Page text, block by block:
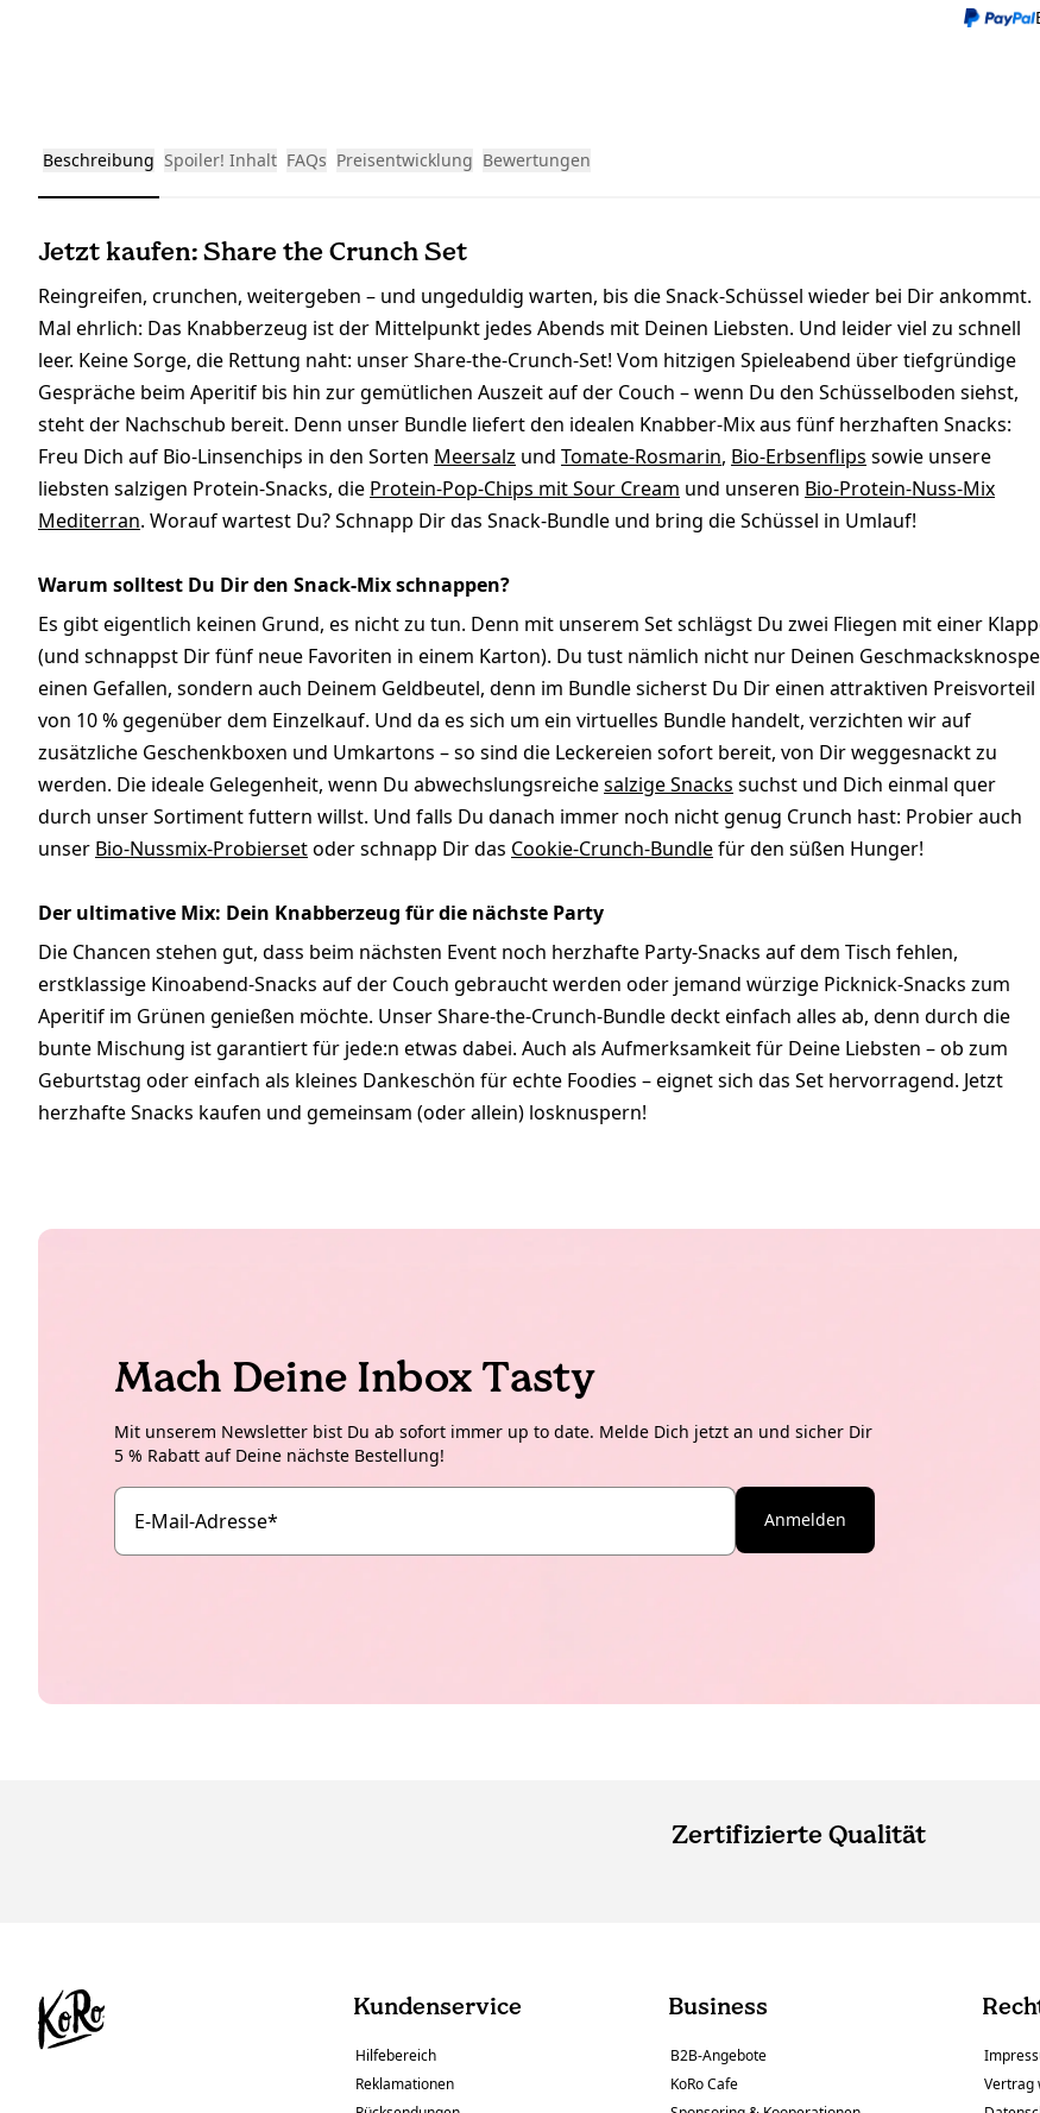
Beschreibung Spoiler! Inhalt FAQs Preisentwicklung Bewertungen
Jetzt kaufen: Share the Crunch Set
Reingreifen, crunchen, weitergeben – und ungeduldig warten, bis die Snack-Schüssel wieder bei Dir ankommt.
Mal ehrlich: Das Knabberzeug ist der Mittelpunkt jedes Abends mit Deinen Liebsten. Und leider viel zu schnell
leer. Keine Sorge, die Rettung naht: unser Share-the-Crunch-Set! Vom hitzigen Spieleabend über tiefgründige
Gespräche beim Aperitif bis hin zur gemütlichen Auszeit auf der Couch – wenn Du den Schüsselboden siehst,
steht der Nachschub bereit. Denn unser Bundle liefert den idealen Knabber-Mix aus fünf herzhaften Snacks:
Freu Dich auf Bio-Linsenchips in den Sorten Meersalz und Tomate-Rosmarin, Bio-Erbsenflips sowie unsere
liebsten salzigen Protein-Snacks, die Protein-Pop-Chips mit Sour Cream und unseren Bio-Protein-Nuss-Mix
Mediterran. Worauf wartest Du? Schnapp Dir das Snack-Bundle und bring die Schüssel in Umlauf!
Warum solltest Du Dir den Snack-Mix schnappen?
Es gibt eigentlich keinen Grund, es nicht zu tun. Denn mit unserem Set schlägst Du zwei Fliegen mit einer
(und schnappst Dir fünf neue Favoriten in einem Karton). Du tust nämlich nicht nur Deinen
einen Gefallen, sondern auch Deinem Geldbeutel, denn im Bundle sicherst Du Dir einen attraktiven Preisvorteil
von 10 % gegenüber dem Einzelkauf. Und da es sich um ein virtuelles Bundle handelt, verzichten wir auf
zusätzliche Geschenkboxen und Umkartons – so sind die Leckereien sofort bereit, von Dir weggesnackt zu
werden. Die ideale Gelegenheit, wenn Du abwechslungsreichesalzige Snacks suchst und Dich einmal quer
durch unser Sortiment futtern willst. Und falls Du danach immer noch nicht genug Crunch hast: Probier auch
unser Bio-Nussmix-Probiersetoder schnapp Dir das Cookie-Crunch-Bundlefür den süßen Hunger!
Der ultimative Mix: Dein Knabberzeug für die nächste Party
Die Chancen stehen gut, dass beim nächsten Event noch herzhafte Party-Snacks auf dem Tisch fehlen,
erstklassige Kinoabend-Snacks auf der Couch gebraucht werden oder jemand würzige Picknick-Snacks zum
Aperitif im Grünen genießen möchte. Unser Share-the-Crunch-Bundle deckt einfach alles ab, denn durch die
bunte Mischung ist garantiert für jede:n etwas dabei. Auch als Aufmerksamkeit für Deine Liebsten – ob zum
Geburtstag oder einfach als kleines Dankeschön für echte Foodies – eignet sich das Set hervorragend. Jetzt
herzhafte Snacks kaufen und gemeinsam (oder allein) losknuspern!
Mach Deine Inbox Tasty
Mit unserem Newsletter bist Du ab sofort immer up to date. Melde Dich jetzt an und sicher Dir
5 % Rabatt auf Deine nächste Bestellung!
E-Mail-Adresse* Anmelden
Zertifizierte Qualität
Kundenservice
Hilfebereich
Reklamationen
Business
B2B-Angebote
KoRo Cafe
Vertrag